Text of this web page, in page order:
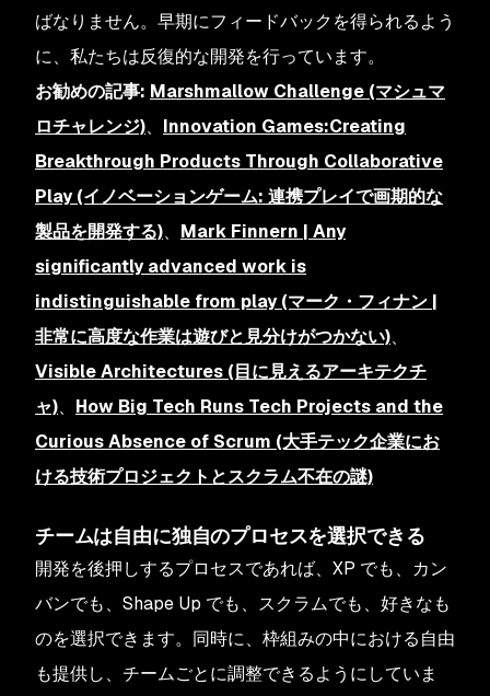
ばなりません。早期にフィードバックを得られるよう
に、私たちは反復的な開発を行っています。
お勧めの記事: Marshmallow Challenge (マシュマ
ロチャレンジ)、 Innovation Games:Creating
Breakthrough Products Through Collaborative
Play (イノベーションゲーム: 連携プレイで画期的な
製品を開発する)、 Mark Finnern | Any
significantly advanced work is
indistinguishable from play (マーク・フィナン |
非常に高度な作業は遊びと見分けがつかない)、
Visible Architectures (目に見えるアーキテクチ
ャ)、 How Big Tech Runs Tech Projects and the
Curious Absence of Scrum (大手テック企業にお
ける技術プロジェクトとスクラム不在の謎)
チームは自由に独自のプロセスを選択できる
開発を後押しするプロセスであれば、XP でも、カン
バンでも、Shape Up でも、スクラムでも、好きなも
のを選択できます。同時に、枠組みの中における自由
も提供し、チームごとに調整できるようにしていま